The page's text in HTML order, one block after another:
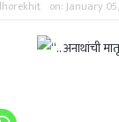
टीम इंडियाचं
on:January